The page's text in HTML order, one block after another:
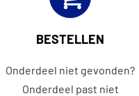
BESTELLEN
Onderdeel niet gevonden?
Onderdeel past niet